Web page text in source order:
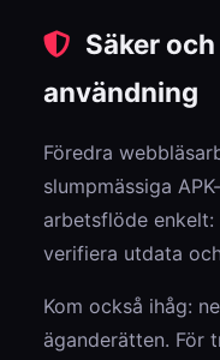
Säker
användning
Föredra
slumpmässiga
arbetsflöde
verifiera utdata
Kom också ihåg:
äganderätten. För